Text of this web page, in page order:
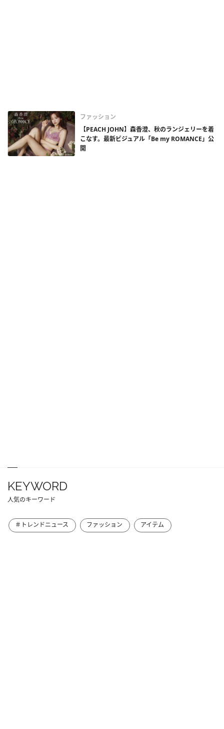
ファッション
【PEACH JOHN】森香澄、秋のランジェリーを着
こなす。最新ビジュアル「Be my ROMANCE」公
開
KEYWORD
人気のキーワード
＃トレンドニュース ファッション アイテム